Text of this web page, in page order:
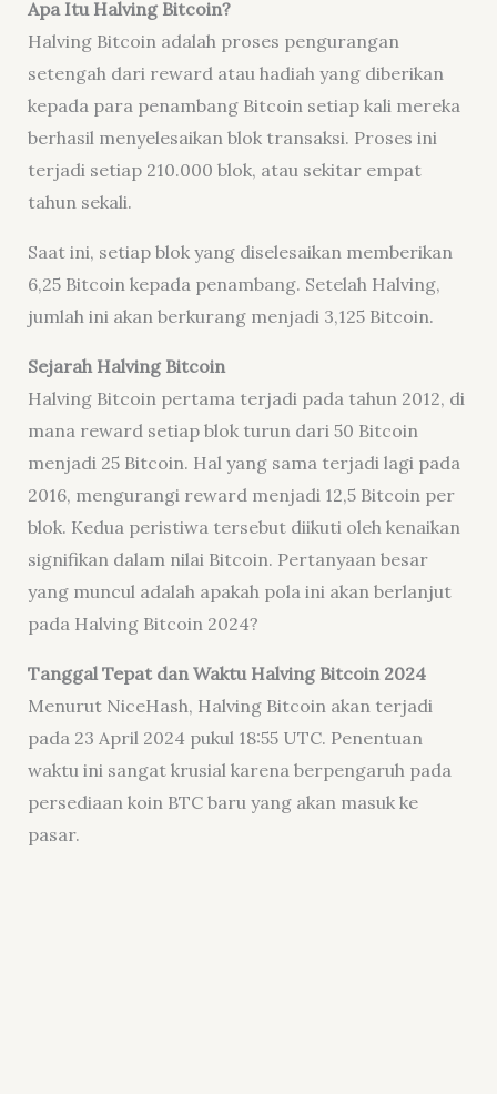
Apa Itu Halving Bitcoin?
Halving Bitcoin adalah proses pengurangan
setengah dari reward atau hadiah yang diberikan
kepada para penambang Bitcoin setiap kali mereka
berhasil menyelesaikan blok transaksi. Proses ini
terjadi setiap 210.000 blok, atau sekitar empat
tahun sekali.
Saat ini, setiap blok yang diselesaikan memberikan
6,25 Bitcoin kepada penambang. Setelah Halving,
jumlah ini akan berkurang menjadi 3,125 Bitcoin.
Sejarah Halving Bitcoin
Halving Bitcoin pertama terjadi pada tahun 2012, di
mana reward setiap blok turun dari 50 Bitcoin
menjadi 25 Bitcoin. Hal yang sama terjadi lagi pada
2016, mengurangi reward menjadi 12,5 Bitcoin per
blok. Kedua peristiwa tersebut diikuti oleh kenaikan
signifikan dalam nilai Bitcoin. Pertanyaan besar
yang muncul adalah apakah pola ini akan berlanjut
pada Halving Bitcoin 2024?
Tanggal Tepat dan Waktu Halving Bitcoin 2024
Menurut NiceHash, Halving Bitcoin akan terjadi
pada 23 April 2024 pukul 18:55 UTC. Penentuan
waktu ini sangat krusial karena berpengaruh pada
persediaan koin BTC baru yang akan masuk ke
pasar.